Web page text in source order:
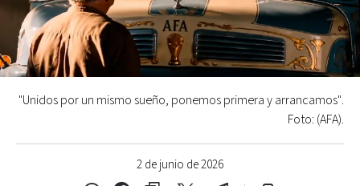
2 de junio de 2026
"Unidos por un mismo sueño, ponemos primera y arrancamos".
Foto: (AFA).